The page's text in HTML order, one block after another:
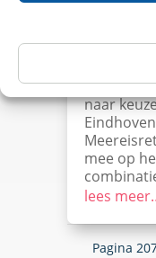
naar
NS
€ 8,95 en
naar
mee op
lees
Pagina